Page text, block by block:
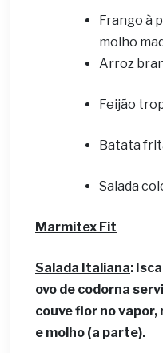
Frango à
molho
Arroz
Feijão
Batata
Salada
Marmitex Fit
Salada Italiana:
ovo de codorna
couve flor no vapor,
e molho (a parte).